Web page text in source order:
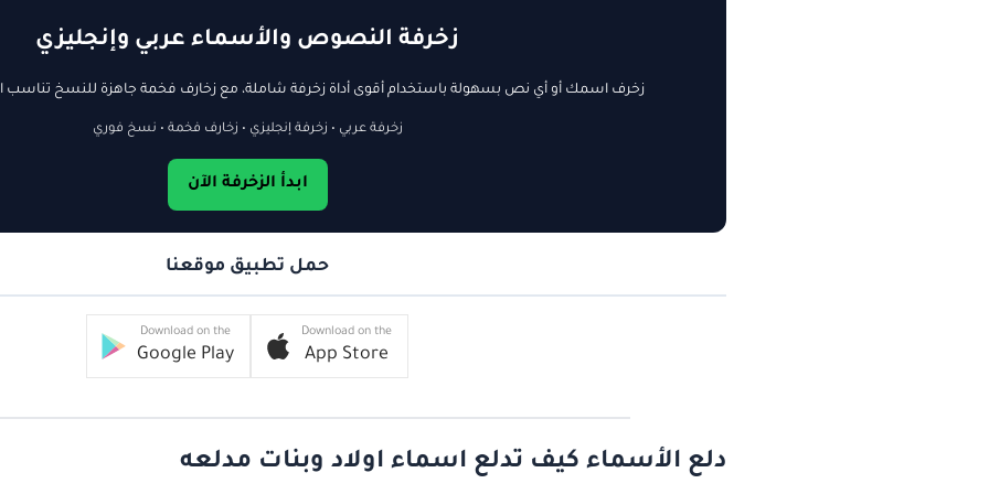
زخرفة النصوص والأسماء عربي وإنجليزي
زخرف اسمك أو أي نص بسهولة باستخدام أقوى أداة زخرفة شاملة، مع زخارف فخمة جاهزة للنسخ تناسب
زخرفة عربي • زخرفة إنجليزي • زخارف فخمة • نسخ فوري
ابدأ الزخرفة الآن
حمل تطبيق موقعنا
Download on the
App Store
Download on the
Google Play
دلع الأسماء كيف تدلع اسماء اولاد وبنات مدلعه